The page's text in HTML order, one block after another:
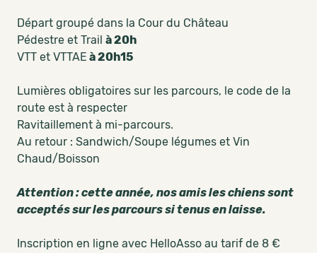
Départ groupé dans la Cour du Château
Pédestre et Trail à 20h
VTT et VTTAE à 20h15
Lumières obligatoires sur les parcours, le code de la
route est à respecter
Ravitaillement à mi-parcours.
Au retour : Sandwich/Soupe légumes et Vin
Chaud/Boisson
Attention : cette année, nos amis les chiens sont
acceptés sur les parcours si tenus en laisse.
Inscription en ligne avec HelloAsso au tarif de 8 €